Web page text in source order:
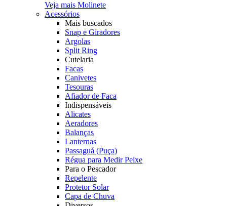
Veja mais Molinete
Acessórios
Mais buscados
Snap e Giradores
Argolas
Split Ring
Cutelaria
Facas
Canivetes
Tesouras
Afiador de Faca
Indispensáveis
Alicates
Aeradores
Balanças
Lanternas
Passaguá (Puça)
Régua para Medir Peixe
Para o Pescador
Repelente
Protetor Solar
Capa de Chuva